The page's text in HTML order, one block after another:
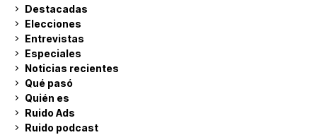
Destacadas
Elecciones
Entrevistas
Especiales
Noticias recientes
Qué pasó
Quién es
Ruido Ads
Ruido podcast